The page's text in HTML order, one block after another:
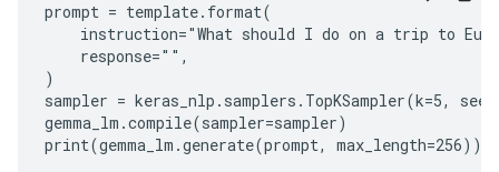
prompt = template.format(
instruction="What should I do on a trip to
    response="",
)
sampler = keras_nlp.samplers.TopKSampler(k=5,
gemma_lm.compile(sampler=sampler)